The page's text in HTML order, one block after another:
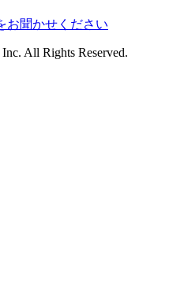
お聞かせください
All Rights Reserved.